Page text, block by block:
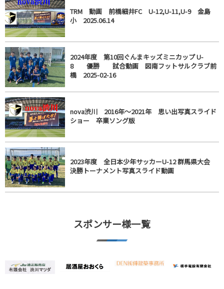
TRM 動画 前橋細井FC U-12,U-11,U-9 金島
小 2025.06.14
2024年度 第10回ぐんまキッズミニカップ U-
8 優勝 試合動画 図南フットサルクラブ前
橋 2025-02-16
nova渋川 2016年～2021年 思い出写真スライド
ショー 卒業ソング版
2023年度 全日本少年サッカーU-12 群馬県大会
決勝トーナメント写真スライド動画
スポンサー様一覧